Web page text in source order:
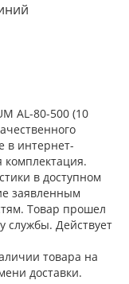
AL-80-500 (10
в интернет-
в доступном
заявленным
Товар прошел
службы. Действует
товара на
доставки.